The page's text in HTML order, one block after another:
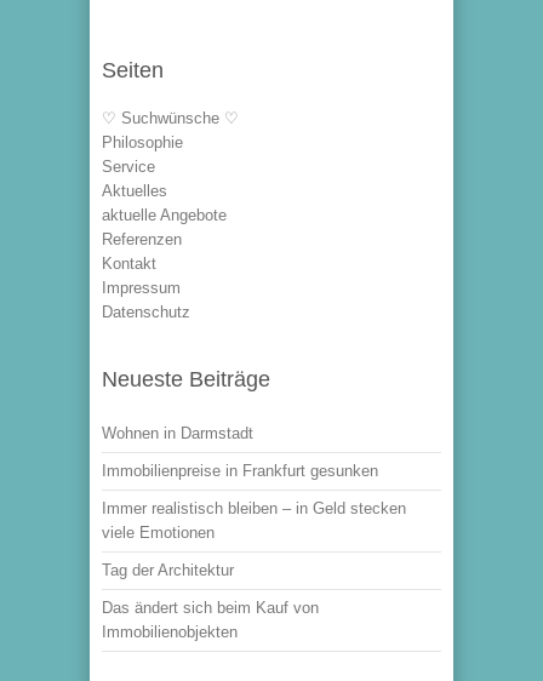
Seiten
♡ Suchwünsche ♡
Philosophie
Service
Aktuelles
aktuelle Angebote
Referenzen
Kontakt
Impressum
Datenschutz
Neueste Beiträge
Wohnen in Darmstadt
Immobilienpreise in Frankfurt gesunken
Immer realistisch bleiben – in Geld stecken
viele Emotionen
Tag der Architektur
Das ändert sich beim Kauf von
Immobilienobjekten